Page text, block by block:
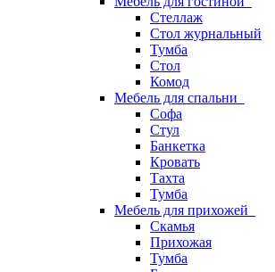
Стеллаж
Стол журнальный
Тумба
Стол
Комод
Мебель для спальни
Софа
Стул
Банкетка
Кровать
Тахта
Тумба
Мебель для прихожей
Скамья
Прихожая
Тумба